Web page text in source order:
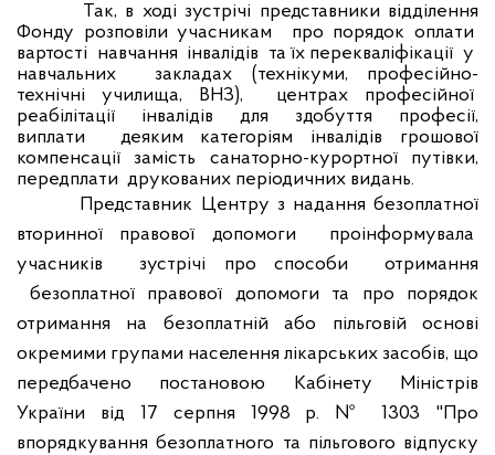
Так, в ході зустрічі представники відділення
Фонду розповіли учасникам
про порядок оплати
вартості навчання інвалідів та їх перекваліфікації у
навчальних
закладах (технікуми, професійно-
технічні училища, ВНЗ),
центрах професійної
реабілітації
інвалідів для здобуття
професії,
виплати
деяким категоріям інвалідів грошової
компенсації замість санаторно-курортної путівки,
передплати друкованих періодичних видань.
Представник Центру з надання безоплатної
вторинної правової допомоги
проінформувала
учасників
зустрічі про способи
отримання
безоплатної правової допомоги та про порядок
отримання на безоплатній або пільговій основі
окремими групами населення лікарських засобів, що
передбачено постановою Кабінету Міністрів
України від 17 серпня 1998 р. № 1303 "Про
впорядкування безоплатного та пільгового відпуску